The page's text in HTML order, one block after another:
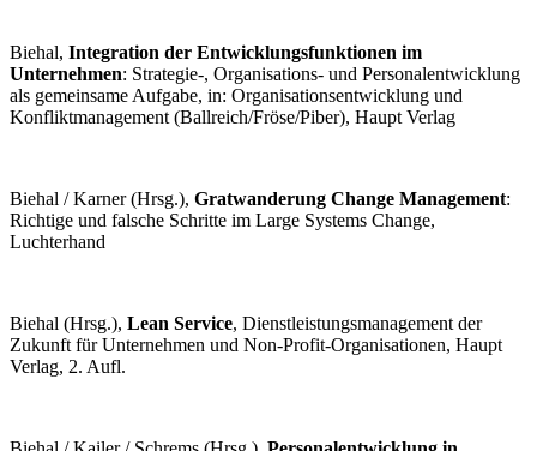
Biehal, Integration der Entwicklungsfunktionen im
Unternehmen: Strategie-, Organisations- und Personalentwicklung
als gemeinsame Aufgabe, in: Organisationsentwicklung und
Konfliktmanagement (Ballreich/Fröse/Piber), Haupt Verlag
Biehal / Karner (Hrsg.), Gratwanderung Change Management:
Richtige und falsche Schritte im Large Systems Change,
Luchterhand
Biehal (Hrsg.), Lean Service, Dienstleistungsmanagement der
Zukunft für Unternehmen und Non-Profit-Organisationen, Haupt
Verlag, 2. Aufl.